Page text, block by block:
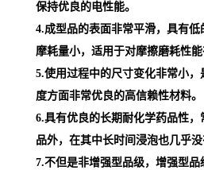
保持优良的电性能。
4.成型品的表面非常平滑，具有
摩耗量小，适用于对摩擦磨耗性能
5.使用过程中的尺寸变化非常小
度方面非常优良的高信赖性材料。
6.具有优良的长期耐化学药品性
品外，在其中长时间浸泡也几乎没
7.不但是非增强型品级，增强型